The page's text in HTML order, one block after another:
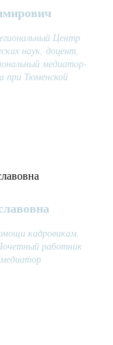
Центр
наук, доцент,
медиатор-
при Тюменской
кадровикам,
работник